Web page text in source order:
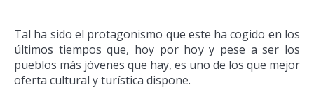
Tal ha sido el protagonismo que este ha cogido en los
últimos tiempos que, hoy por hoy y pese a ser los
pueblos más jóvenes que hay, es uno de los que mejor
oferta cultural y turística dispone.